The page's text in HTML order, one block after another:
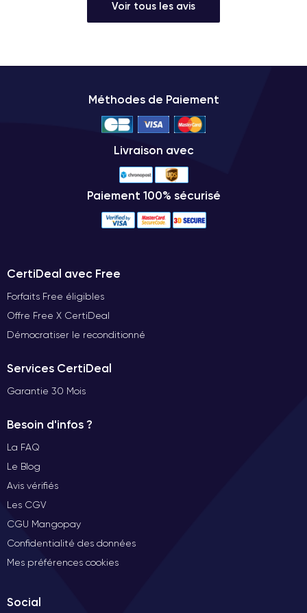
Voir tous les avis
Méthodes de Paiement
Livraison avec
Paiement 100% sécurisé
CertiDeal avec Free
Forfaits Free éligibles
Offre Free X CertiDeal
Démocratiser le reconditionné
Services CertiDeal
Garantie 30 Mois
Besoin d'infos ?
La FAQ
Le Blog
Avis vérifiés
Les CGV
CGU Mangopay
Confidentialité des données
Mes préférences cookies
Social